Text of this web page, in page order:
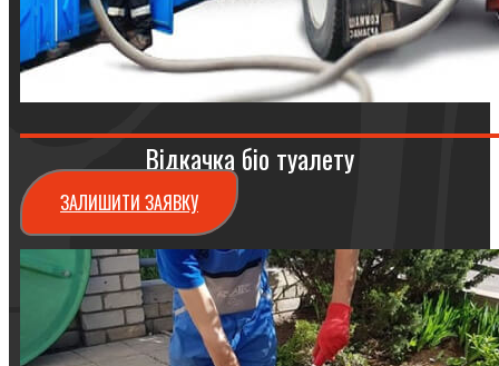
Відкачка біо туалету
ЗАЛИШИТИ ЗАЯВКУ